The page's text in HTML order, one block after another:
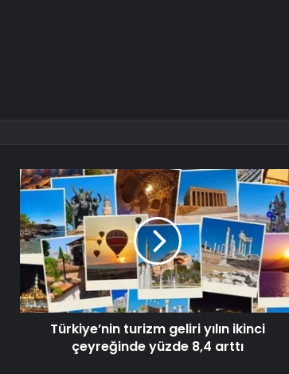
Türkiye’nin turizm geliri yılın ikinci
çeyreğinde yüzde 8,4 arttı